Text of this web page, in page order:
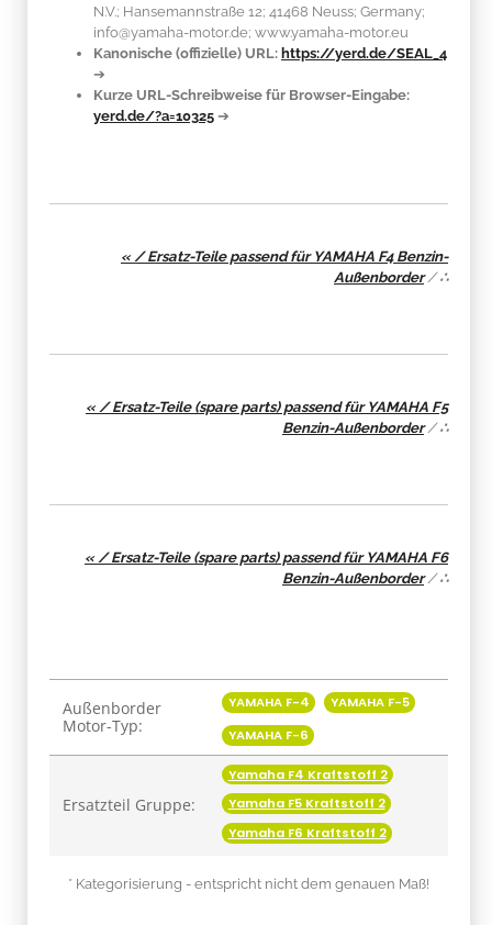
N.V.; Hansemannstraße 12; 41468 Neuss; Germany;
info@yamaha-motor.de; www.yamaha-motor.eu
Kanonische (offizielle) URL: https://yerd.de/SEAL_4
➔
Kurze URL-Schreibweise für Browser-Eingabe:
yerd.de/?a=10325 ➔
« / Ersatz-Teile passend für YAMAHA F4 Benzin-
Außenborder/∴
« / Ersatz-Teile (spare parts) passend für YAMAHA F5
Benzin-Außenborder/∴
« / Ersatz-Teile (spare parts) passend für YAMAHA F6
Benzin-Außenborder/∴
Produkteigenschaft
Wert
Außenborder
Motor-Typ:
YAMAHA F-4
YAMAHA F-5
YAMAHA F-6
Ersatzteil Gruppe:
Yamaha F4 Kraftstoff 2
Yamaha F5 Kraftstoff 2
Yamaha F6 Kraftstoff 2
* Kategorisierung - entspricht nicht dem genauen Maß!